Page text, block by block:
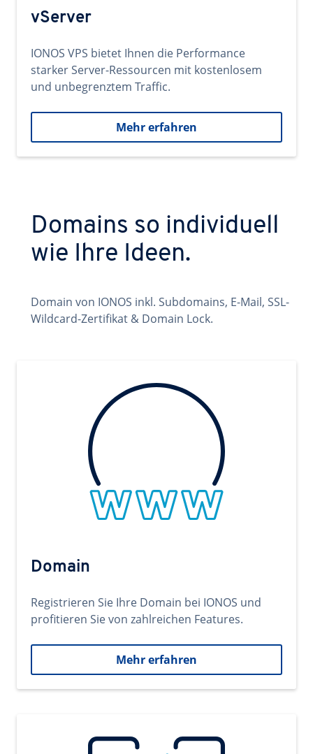
vServer
IONOS VPS bietet Ihnen die Performance
starker Server-Ressourcen mit kostenlosem
und unbegrenztem Traffic.
Mehr erfahren
Domains so individuell
wie Ihre Ideen.
Domain von IONOS inkl. Subdomains, E-Mail, SSL-
Wildcard-Zertifikat & Domain Lock.
Domain
Registrieren Sie Ihre Domain bei IONOS und
profitieren Sie von zahlreichen Features.
Mehr erfahren